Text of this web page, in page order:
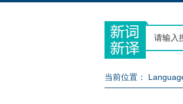
当前位置：